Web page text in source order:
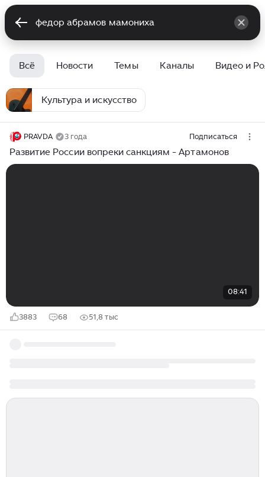
Всё Новости Темы Каналы Видео и
Культура и искусство
PRAVDA 3 года Подписаться
Развитие России вопреки санкциям - Артамонов
08:41
3883 68 51,8 тыс